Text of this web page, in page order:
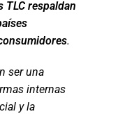
TLC respaldan
.
ser una
internas
y la